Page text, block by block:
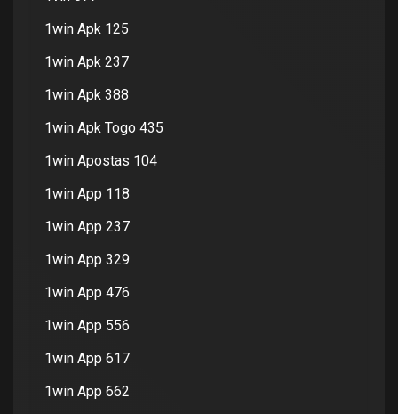
1win Apk 125
1win Apk 237
1win Apk 388
1win Apk Togo 435
1win Apostas 104
1win App 118
1win App 237
1win App 329
1win App 476
1win App 556
1win App 617
1win App 662